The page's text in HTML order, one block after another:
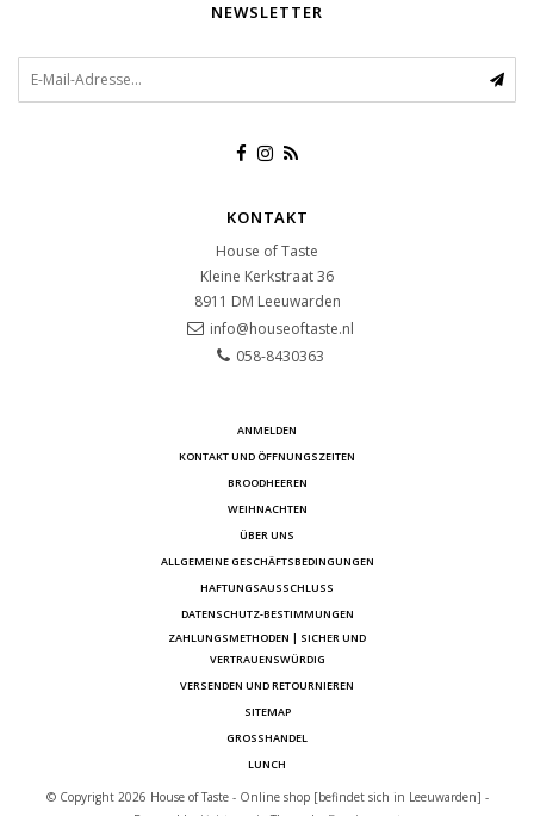
NEWSLETTER
KONTAKT
House of Taste
Kleine Kerkstraat 36
8911 DM Leeuwarden
info@houseoftaste.nl
058-8430363
ANMELDEN
KONTAKT UND ÖFFNUNGSZEITEN
BROODHEEREN
WEIHNACHTEN
ÜBER UNS
ALLGEMEINE GESCHÄFTSBEDINGUNGEN
HAFTUNGSAUSSCHLUSS
DATENSCHUTZ-BESTIMMUNGEN
ZAHLUNGSMETHODEN | SICHER UND
VERTRAUENSWÜRDIG
VERSENDEN UND RETOURNIEREN
SITEMAP
GROSSHANDEL
LUNCH
© Copyright 2026 House of Taste - Online shop [befindet sich in Leeuwarden] -